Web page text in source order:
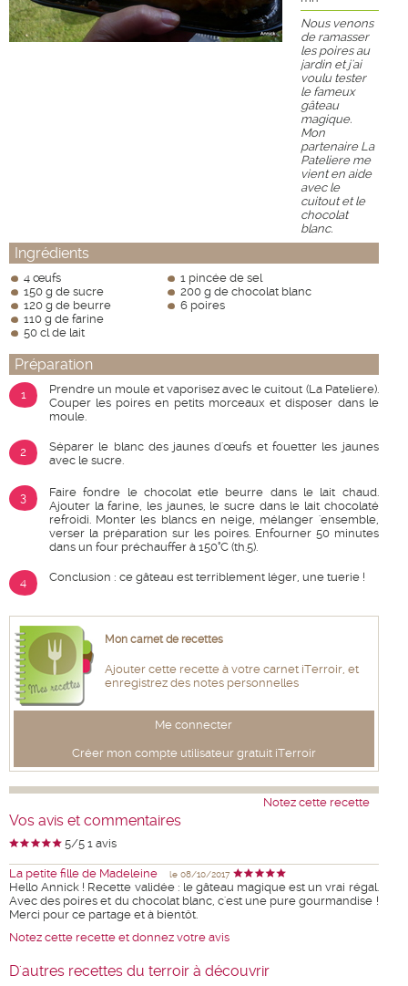
Nous venons
de ramasser
les poires au
jardin et j'ai
voulu tester
le fameux
gâteau
magique.
Mon
partenaire La
Pateliere me
vient en aide
avec le
cuitout et le
chocolat
blanc.
Ingrédients
4 œufs
150 g de sucre
120 g de beurre
110 g de farine
50 cl de lait
1 pincée de sel
200 g de chocolat blanc
6 poires
Préparation
1
Prendre un moule et vaporisez avec le cuitout (La Pateliere).
Couper les poires en petits morceaux et disposer dans le
moule.
2
Séparer le blanc des jaunes d'œufs et fouetter les jaunes
avec le sucre.
3
Faire fondre le chocolat etle beurre dans le lait chaud.
Ajouter la farine, les jaunes, le sucre dans le lait chocolaté
refroidi. Monter les blancs en neige, mélanger 'ensemble,
verser la préparation sur les poires. Enfourner 50 minutes
dans un four préchauffer à 150°C (th.5).
4 Conclusion : ce gâteau est terriblement léger, une tuerie !
Mon carnet de recettes
Ajouter cette recette à votre carnet iTerroir, et
enregistrez des notes personnelles
Me connecter
Créer mon compte utilisateur gratuit iTerroir
Notez cette recette
Vos avis et commentaires
5/5 1 avis
La petite fille de Madeleine le 08/10/2017
Hello Annick ! Recette validée : le gâteau magique est un vrai régal.
Avec des poires et du chocolat blanc, c'est une pure gourmandise !
Merci pour ce partage et à bientôt.
Notez cette recette et donnez votre avis
D'autres recettes du terroir à découvrir